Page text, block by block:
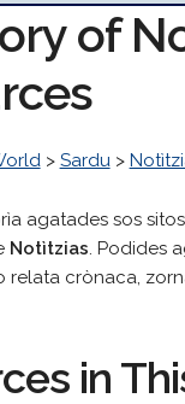
of
> Sardu>
agatades sos sitos
Notìtzias. Podides
relata crònaca,
in